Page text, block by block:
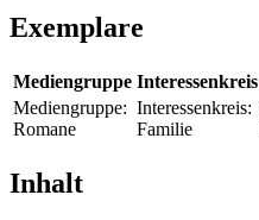
Exemplare
Mediengruppe Interessenkreis
Mediengruppe:
Romane
Interessenkreis:
Familie
Inhalt